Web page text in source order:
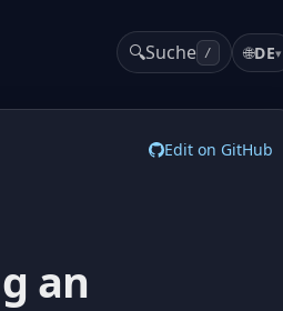
🔍Suche / 🌐DE▾
Edit on GitHub
an